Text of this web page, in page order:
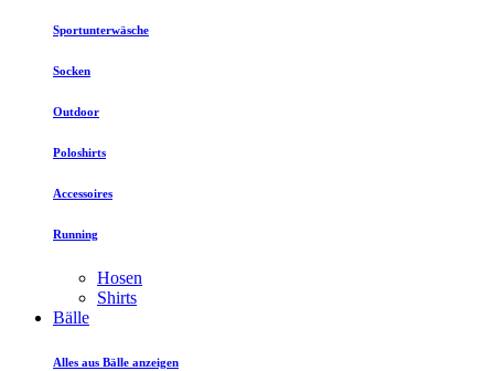
Sportunterwäsche
Socken
Outdoor
Poloshirts
Accessoires
Running
Hosen
Shirts
Bälle
Alles aus Bälle anzeigen